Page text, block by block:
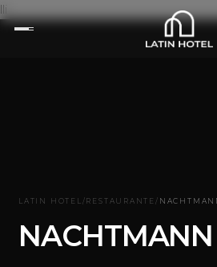
lli
LATIN HOTEL /RESTAURANTE/
NACHTMANN